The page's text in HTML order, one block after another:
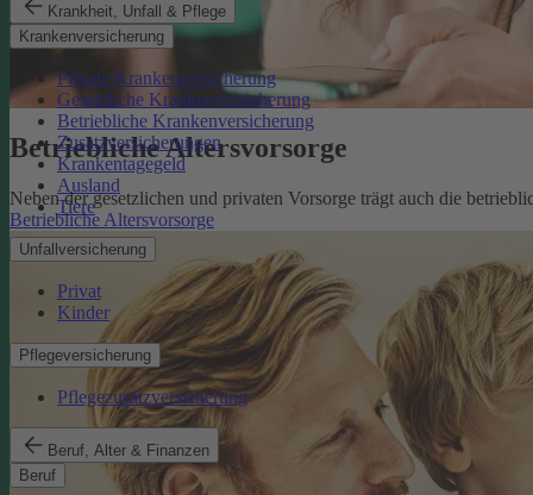
Krankheit, Unfall & Pflege
Krankenversicherung
Private Krankenversicherung
Gesetzliche Krankenversicherung
Betriebliche Krankenversicherung
Zusatzversicherungen
Krankentagegeld
Ausland
Tiere
Unfallversicherung
Privat
Kinder
Pflegeversicherung
Pflegezusatzversicherung
Beruf, Alter & Finanzen
Beruf
Betriebliche Altersvorsorge
Neben der gesetzlichen und privaten Vorsorge trägt auch die
Betriebliche Altersvorsorge